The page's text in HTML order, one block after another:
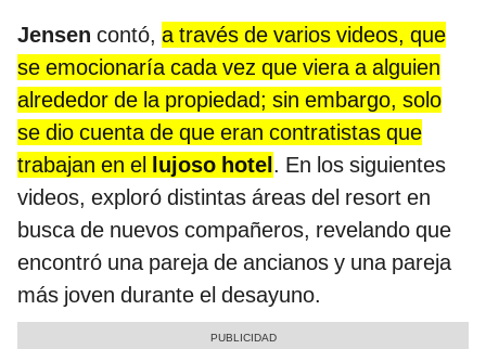
Jensen contó, a través de varios videos, que
se emocionaría cada vez que viera a alguien
alrededor de la propiedad; sin embargo, solo
se dio cuenta de que eran contratistas que
trabajan en el lujoso hotel. En los siguientes
videos, exploró distintas áreas del resort en
busca de nuevos compañeros, revelando que
encontró una pareja de ancianos y una pareja
más joven durante el desayuno.